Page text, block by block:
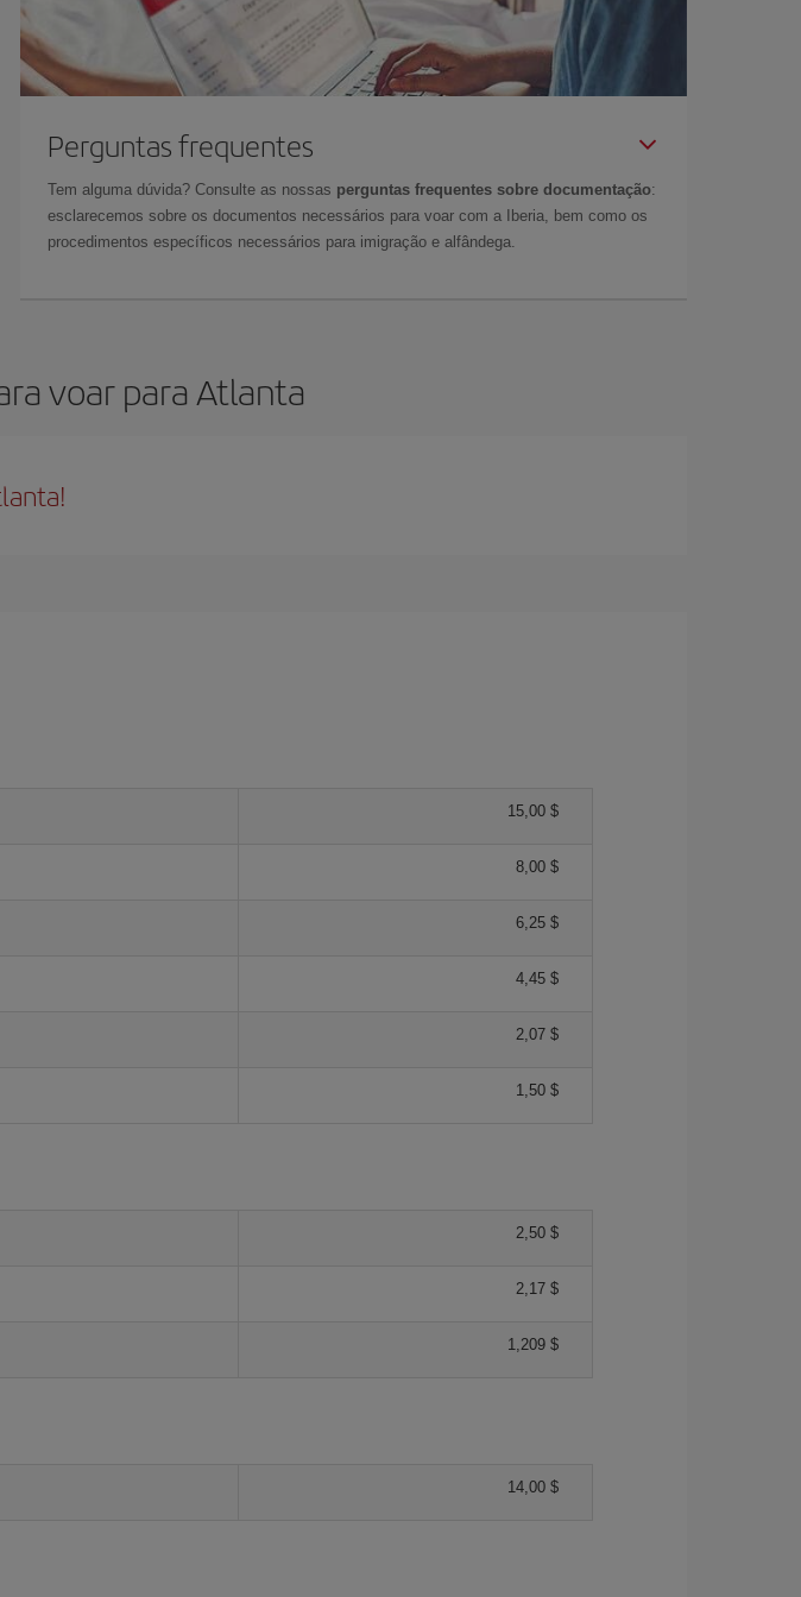
Perguntas frequentes
Tem alguma dúvida? Consulte as nossas perguntas frequentes sobre documentação:
esclarecemos sobre os documentos necessários para voar com a Iberia, bem como os
procedimentos específicos necessários para imigração e alfândega.
voar para Atlanta
15,00 $
8,00 $
6,25 $
4,45 $
2,07 $
1,50 $
2,50 $
2,17 $
1,209 $
14,00 $